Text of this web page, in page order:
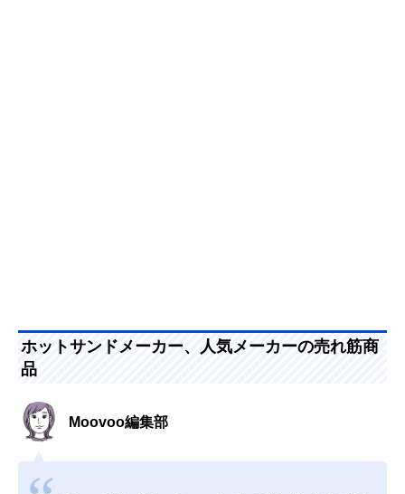
ホットサンドメーカー、人気メーカーの売れ筋商
品
Moovoo編集部